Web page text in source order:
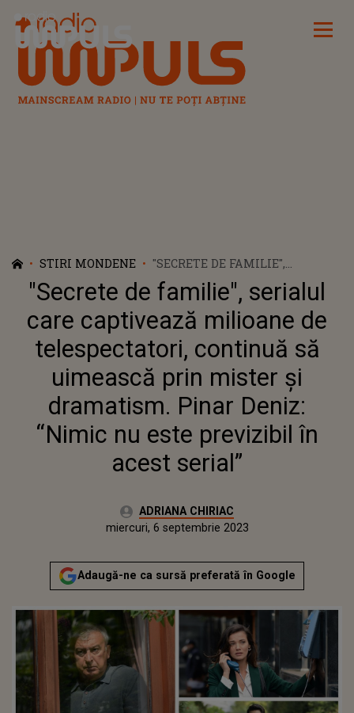
Radio Impuls
STIRI MONDENE
"SECRETE DE FAMILIE",
SERIALUL CARE CAPTIVEAZĂ
MILIOANE DE TELESPECTATORI,
CONTINUĂ SĂ UIMEASCĂ PRIN
MISTER ȘI DRAMATISM. PINAR
DENIZ: “NIMIC NU ESTE
PREVIZIBIL ÎN ACEST SERIAL”
"Secrete de familie", serialul
care captivează milioane de
telespectatori, continuă să
uimească prin mister și
dramatism. Pinar Deniz:
“Nimic nu este previzibil în
acest serial”
Autor:ADRIANA CHIRIAC
miercuri, 6 septembrie 2023
Actualizat:
miercuri, 6 septembrie 2023
Adaugă-ne ca sursă preferată în Google